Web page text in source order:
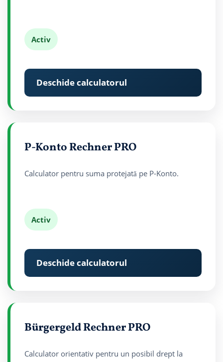
Activ
Deschide calculatorul
P-Konto Rechner PRO
Calculator pentru suma protejată pe P-Konto.
Activ
Deschide calculatorul
Bürgergeld Rechner PRO
Calculator orientativ pentru un posibil drept la